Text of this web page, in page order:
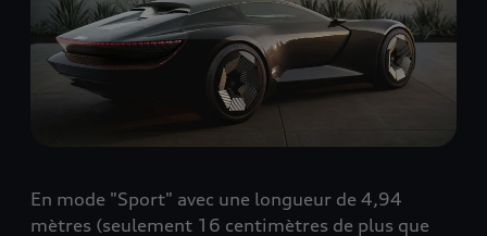
En mode "Sport" avec une longueur de 4,94
mètres (seulement 16 centimètres de plus que